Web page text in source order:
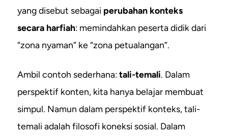
yang disebut sebagai perubahan konteks
secara harfiah: memindahkan peserta didik dari
“zona nyaman” ke “zona petualangan”.
Ambil contoh sederhana:tali-temali. Dalam
perspektif konten, kita hanya belajar membuat
simpul. Namun dalam perspektif konteks, tali-
temali adalah filosofi koneksi sosial. Dalam